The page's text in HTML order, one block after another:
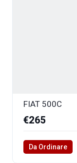
FIAT 500C
€265
Da Ordinare